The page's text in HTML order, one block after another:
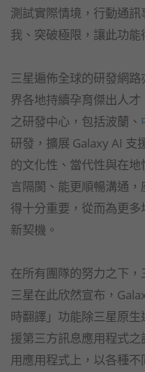
測試實際情境，行動通
我、突破極限，讓此功
三星遍佈全球的研發網
界各地持續孕育傑出人
之研發中心，包括波蘭、
研發，擴展 Galaxy AI 支
的文化性、當代性與在
言隔閡、能更順暢溝通
得十分重要，從而為更
新契機。
在所有團隊的努力之下
三星在此欣然宣布，
時翻譯」功能除三星原
援第三方訊息應用程式
用應用程式上，以各種